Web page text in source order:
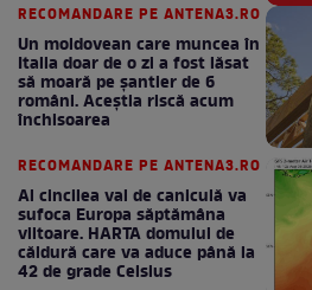
RECOMANDARE PE ANTENA3.RO
Un moldovean care muncea în
Italia doar de o zi a fost lăsat
să moară pe şantier de 6
români. Aceștia riscă acum
închisoarea
RECOMANDARE PE ANTENA3.RO
Al cincilea val de caniculă va
sufoca Europa săptămâna
viitoare. HARTA domului de
căldură care va aduce până la
42 de grade Celsius